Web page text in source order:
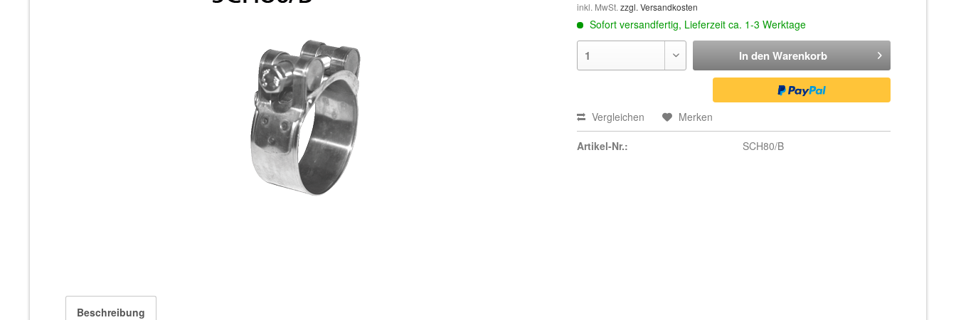
inkl. MwSt.zzgl. Versandkosten
Sofort versandfertig, Lieferzeit ca. 1-3 Werktage
In den Warenkorb
Vergleichen Merken
Artikel-Nr.: SCH80/B
Beschreibung